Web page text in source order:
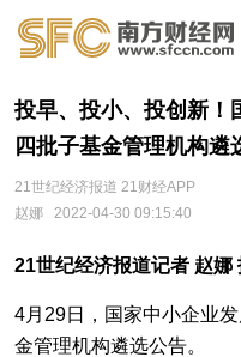
投早、投小、投创新！
四批子基金管理机构遴
21世纪经济报道 21财经APP
赵娜
2022-04-30 09:15:40
21世纪经济报道记者 赵娜
4月29日，国家中小企业
金管理机构遴选公告。